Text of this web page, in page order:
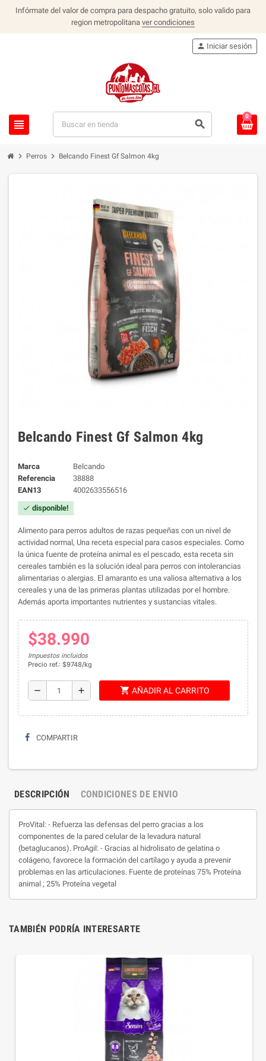
Infórmate del valor de compra para despacho gratuito, solo valido para
region metropolitana ver condiciones
view_headline search
person Iniciar sesión
0
chevron_right Perros chevron_right Belcando Finest Gf Salmon 4kg
Belcando Finest Gf Salmon 4kg
Marca
Belcando
Referencia
38888
EAN13
4002633556516
check disponible!
Alimento para perros adultos de razas pequeñas con un nivel de
actividad normal, Una receta especial para casos especiales. Como
la única fuente de proteína animal es el pescado, esta receta sin
cereales también es la solución ideal para perros con intolerancias
alimentarias o alergias. El amaranto es una valiosa alternativa a los
cereales y una de las primeras plantas utilizadas por el hombre.
Además aporta importantes nutrientes y sustancias vitales.
$38.990
Impuestos incluidos
Precio ref.: $9748/kg
remove add shopping_cart AÑADIR AL CARRITO
COMPARTIR
DESCRIPCIÓN CONDICIONES DE ENVIO
ProVital: - Refuerza las defensas del perro gracias a los
componentes de la pared celular de la levadura natural
(betaglucanos). ProAgil: - Gracias al hidrolisato de gelatina o
colágeno, favorece la formación del cartílago y ayuda a prevenir
problemas en las articulaciones. Fuente de proteínas 75% Proteína
animal ; 25% Proteína vegetal
TAMBIÉN PODRÍA INTERESARTE